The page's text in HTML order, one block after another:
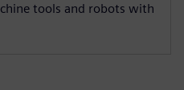
tools and robots with